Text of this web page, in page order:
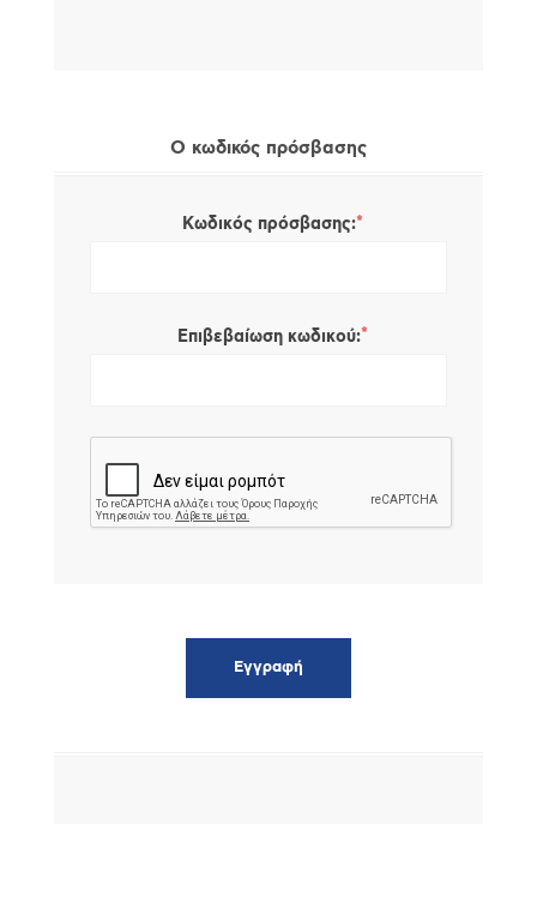
Ο κωδικός πρόσβασης
Κωδικός πρόσβασης:*
Επιβεβαίωση κωδικού:*